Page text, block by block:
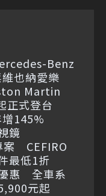
Benz
也納愛樂
Martin
正式登台
增145%
鏡
案 CEFIRO
最低1折
惠 全車系
元起